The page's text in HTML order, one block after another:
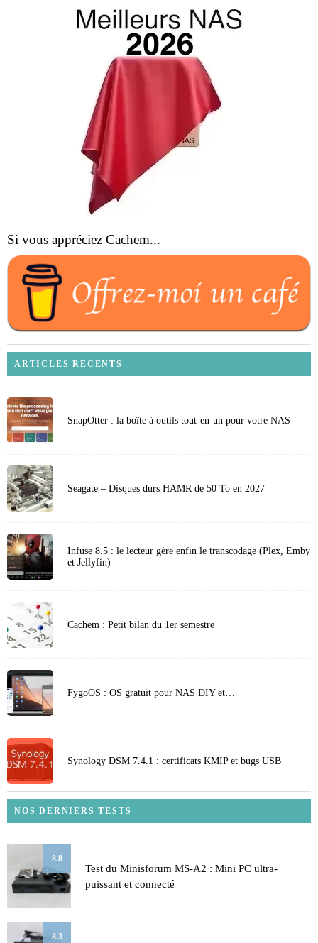
Si vous appréciez Cachem...
ARTICLES RECENTS
SnapOtter : la boîte à outils tout-en-un pour votre NAS
Seagate – Disques durs HAMR de 50 To en 2027
Infuse 8.5 : le lecteur gère enfin le transcodage (Plex, Emby
et Jellyfin)
Cachem : Petit bilan du 1er semestre
FygoOS : OS gratuit pour NAS DIY et…
Synology DSM 7.4.1 : certificats KMIP et bugs USB
NOS DERNIERS TESTS
8.8
Test du Minisforum MS-A2 : Mini PC ultra-
puissant et connecté
8.3